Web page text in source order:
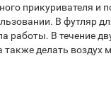
прикуривателя и
В футляр
работы. В течение
также делать